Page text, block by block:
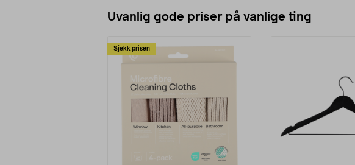
Uvanlig gode priser på vanlige ting
Sjekk prisen